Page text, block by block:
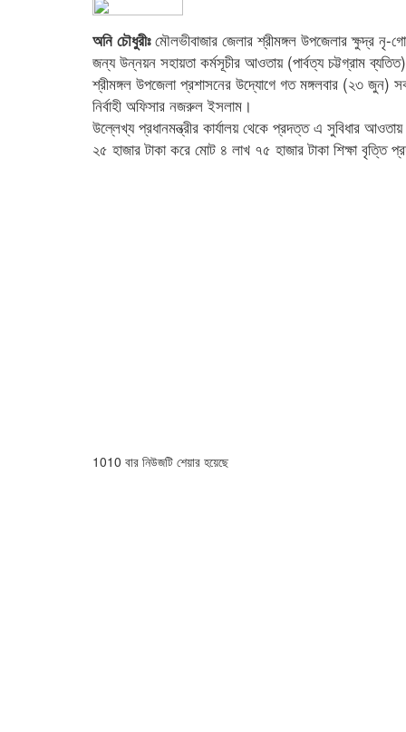
অনি চৌধুরীঃমৌলভীবাজার জেলার শ্রীমঙ্গল উপজেলার ক্ষুদ্র নৃ-
জন্য উন্নয়ন সহায়তা কর্মসূচীর আওতায় (পার্বত্য চট্টগ্রাম
শ্রীমঙ্গল উপজেলা প্রশাসনের উদ্যোগে গত মঙ্গলবার (২৩ জুন)
নির্বাহী অফিসার নজরুল ইসলাম।
উল্লেখ্য প্রধানমন্ত্রীর কার্যালয় থেকে প্রদত্ত এ সুবিধার
২৫ হাজার টাকা করে মোট ৪ লাখ ৭৫ হাজার টাকা শিক্ষা বৃত্তি
1010 বার নিউজটি শেয়ার হয়েছে